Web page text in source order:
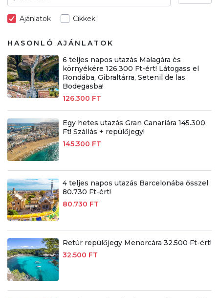
Ajánlatok Cikkek
HASONLÓ AJÁNLATOK
6 teljes napos utazás Malagára és
környékére 126.300 Ft-ért! Látogass el
Rondába, Gibraltárra, Setenil de las
Bodegasba!
126.300 FT
Egy hetes utazás Gran Canariára 145.300
Ft! Szállás + repülőjegy!
145.300 FT
4 teljes napos utazás Barcelonába ősszel
80.730 Ft-ért!
80.730 FT
Retúr repülőjegy Menorcára 32.500 Ft-ért!
32.500 FT